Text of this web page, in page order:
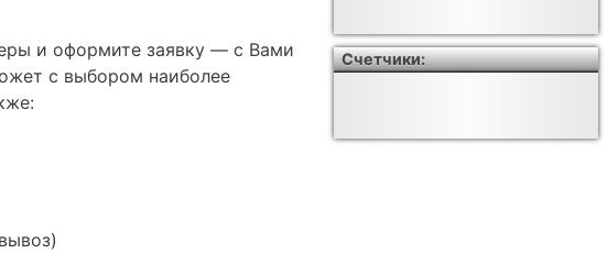
и оформите заявку — с Вами
с выбором наиболее
Счетчики: